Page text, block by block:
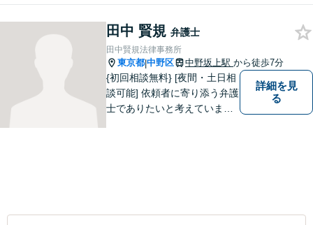
やかに案件に取り組みます。
田中 賢規 弁護士
田中賢規法律事務所
東京都|中野区 中野坂上駅 から徒歩7分
{初回相談無料} [夜間・土日相
談可能] 依頼者に寄り添う弁護
士でありたいと考えていま
詳細を見
る